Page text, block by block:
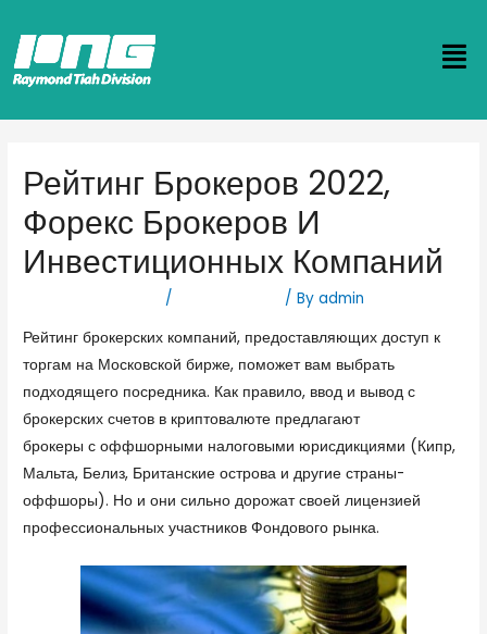
Рейтинг Брокеров 2022,
Форекс Брокеров И
Инвестиционных Компаний
/ / Byadmin
Рейтинг брокерских компаний, предоставляющих доступ к
торгам на Московской бирже, поможет вам выбрать
подходящего посредника. Как правило, ввод и вывод с
брокерских счетов в криптовалюте предлагают
брокеры с оффшорными налоговыми юрисдикциями (Кипр,
Мальта, Белиз, Британские острова и другие страны-
оффшоры). Но и они сильно дорожат своей лицензией
профессиональных участников Фондового рынка.